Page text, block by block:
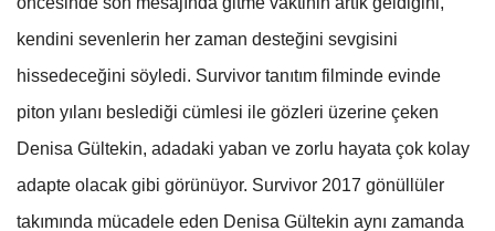
kendini sevenlerin her zaman desteğini sevgisini
hissedeceğini söyledi. Survivor tanıtım filminde evinde
piton yılanı beslediği cümlesi ile gözleri üzerine çeken
Denisa Gültekin, adadaki yaban ve zorlu hayata çok kolay
adapte olacak gibi görünüyor. Survivor 2017 gönüllüler
takımında mücadele eden Denisa Gültekin aynı zamanda